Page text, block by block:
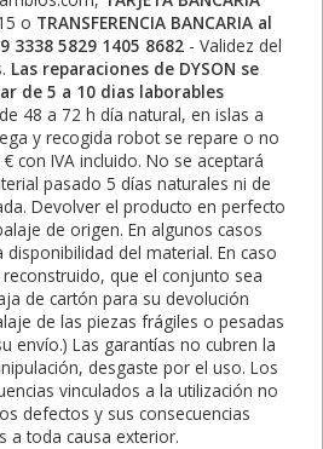
o TRANSFERENCIA BANCARIA al
3338 5829 1405 8682 - Validez del
Las reparaciones de DYSON se
de 5 a 10 dias laborables
48 a 72 h día natural, en islas a
y recogida robot se repare o no
con IVA incluido. No se aceptará
pasado 5 días naturales ni de
Devolver el producto en perfecto
de origen. En algunos casos
del material. En caso
que el conjunto sea
de cartón para su devolución
de las piezas frágiles o pesadas
envío.) Las garantías no cubren la
desgaste por el uso. Los
vinculados a la utilización no
defectos y sus consecuencias
a toda causa exterior.